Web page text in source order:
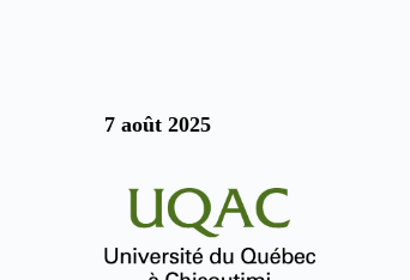
7 août 2025